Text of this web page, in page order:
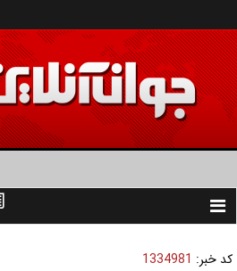
Toggle
کد خبر: 1334981